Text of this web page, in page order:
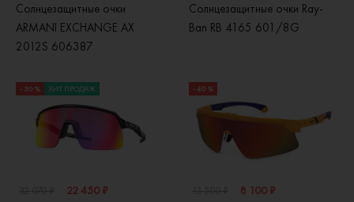
Солнцезащитные очки
ARMANI EXCHANGE AX
2012S 606387
Солнцезащитные очки Ray-
Ban RB 4165 601/8G
- 30 % ХИТ ПРОДАЖ
22 450 ₽
- 40 %
8 100 ₽